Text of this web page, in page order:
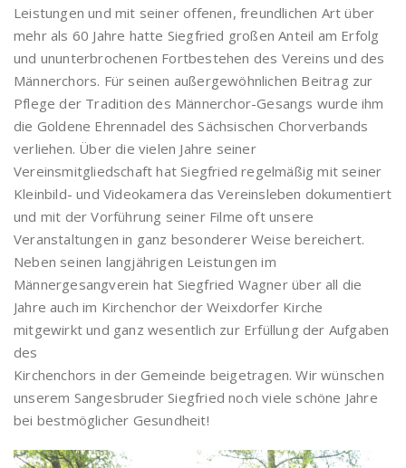
Leistungen und mit seiner offenen, freundlichen Art über
mehr als 60 Jahre hatte Siegfried großen Anteil am Erfolg
und ununterbrochenen Fortbestehen des Vereins und des
Männerchors. Für seinen außergewöhnlichen Beitrag zur
Pflege der Tradition des Männerchor-Gesangs wurde ihm
die Goldene Ehrennadel des Sächsischen Chorverbands
verliehen. Über die vielen Jahre seiner
Vereinsmitgliedschaft hat Siegfried regelmäßig mit seiner
Kleinbild- und Videokamera das Vereinsleben dokumentiert
und mit der Vorführung seiner Filme oft unsere
Veranstaltungen in ganz besonderer Weise bereichert.
Neben seinen langjährigen Leistungen im
Männergesangverein hat Siegfried Wagner über all die
Jahre auch im Kirchenchor der Weixdorfer Kirche
mitgewirkt und ganz wesentlich zur Erfüllung der Aufgaben
des
Kirchenchors in der Gemeinde beigetragen. Wir wünschen
unserem Sangesbruder Siegfried noch viele schöne Jahre
bei bestmöglicher Gesundheit!